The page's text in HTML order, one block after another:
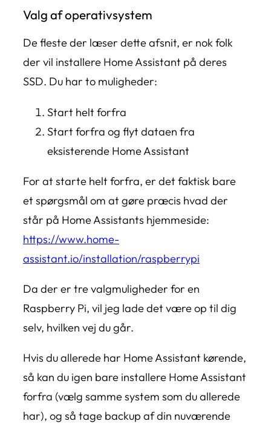
Valg af operativsystem
De fleste der læser dette afsnit, er nok folk
der vil installere Home Assistant på deres
SSD. Du har to muligheder:
Start helt forfra
Start forfra og flyt dataen fra
eksisterende Home Assistant
For at starte helt forfra, er det faktisk bare
et spørgsmål om at gøre præcis hvad der
står på Home Assistants hjemmeside:
https://www.home-
assistant.io/installation/raspberrypi
Da der er tre valgmuligheder for en
Raspberry Pi, vil jeg lade det være op til dig
selv, hvilken vej du går.
Hvis du allerede har Home Assistant kørende,
så kan du igen bare installere Home Assistant
forfra (vælg samme system som du allerede
har), og så tage backup af din nuværende